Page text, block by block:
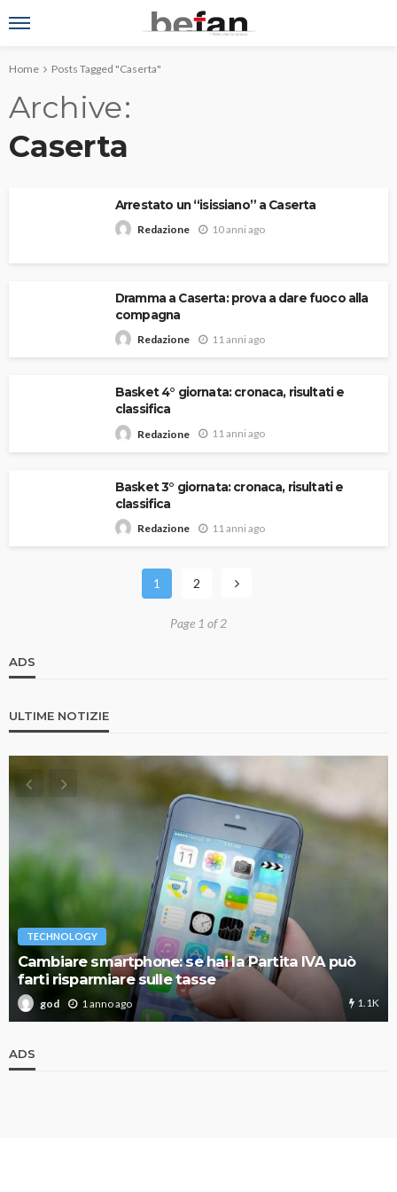
Home Posts Tagged "Caserta"
Archive
Caserta
Arrestato un “isissiano” a Caserta
Redazione 10 anni ago
Dramma a Caserta: prova a dare fuoco alla
compagna
Redazione 11 anni ago
Basket 4° giornata: cronaca, risultati e
classifica
Redazione 11 anni ago
Basket 3° giornata: cronaca, risultati e
classifica
Redazione 11 anni ago
1 2
Page 1 of 2
ADS
ULTIME NOTIZIE
TECHNOLOGY
Cambiare smartphone: se hai la Partita IVA può
farti risparmiare sulle tasse
god 1 anno ago 1.1K
ADS